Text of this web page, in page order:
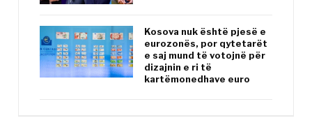
Kosova nuk është pjesë e
eurozonës, por qytetarët
e saj mund të votojnë për
dizajnin e ri të
kartëmonedhave euro